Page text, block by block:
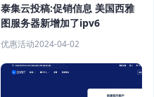
泰集云投稿:促销信息 美国西雅
图服务器新增加了ipv6
优惠活动2024-04-02